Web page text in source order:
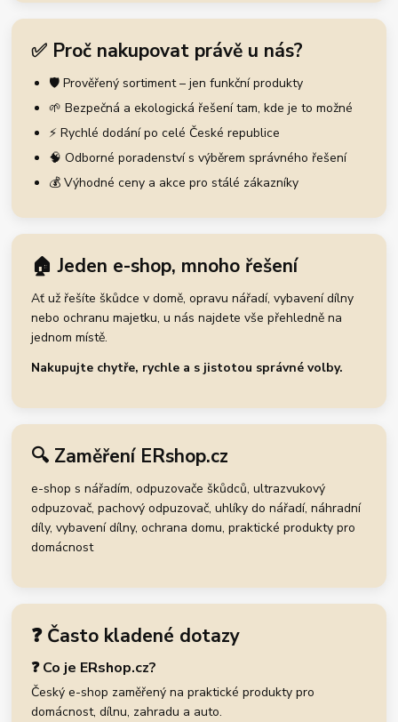
✅ Proč nakupovat právě u nás?
🛡️ Prověřený sortiment – jen funkční produkty
🌱 Bezpečná a ekologická řešení tam, kde je to možné
⚡ Rychlé dodání po celé České republice
🧠 Odborné poradenství s výběrem správného řešení
💰 Výhodné ceny a akce pro stálé zákazníky
🏠 Jeden e-shop, mnoho řešení
Ať už řešíte škůdce v domě, opravu nářadí, vybavení dílny
nebo ochranu majetku, u nás najdete vše přehledně na
jednom místě.
Nakupujte chytře, rychle a s jistotou správné volby.
🔍 Zaměření ERshop.cz
e-shop s nářadím, odpuzovače škůdců, ultrazvukový
odpuzovač, pachový odpuzovač, uhlíky do nářadí, náhradní
díly, vybavení dílny, ochrana domu, praktické produkty pro
domácnost
❓ Často kladené dotazy
❓ Co je ERshop.cz?
Český e-shop zaměřený na praktické produkty pro
domácnost, dílnu, zahradu a auto.